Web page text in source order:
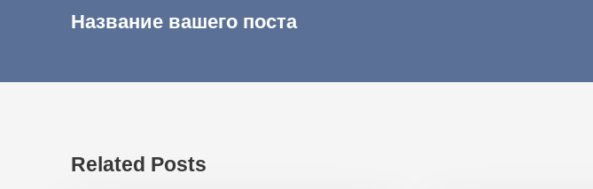
Название вашего поста
Related Posts